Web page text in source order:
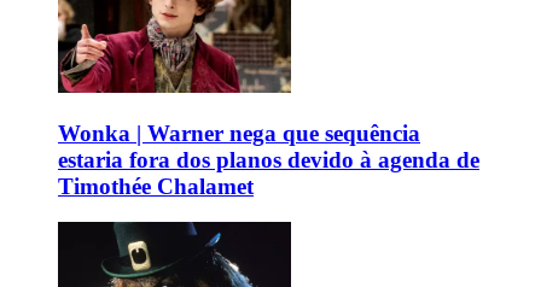
Wonka | Warner nega que sequência
estaria fora dos planos devido à agenda de
Timothée Chalamet